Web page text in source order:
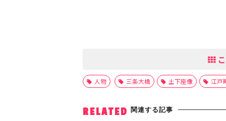
人物 三条大橋 土下座像 江戸
RELATED 関連する記事